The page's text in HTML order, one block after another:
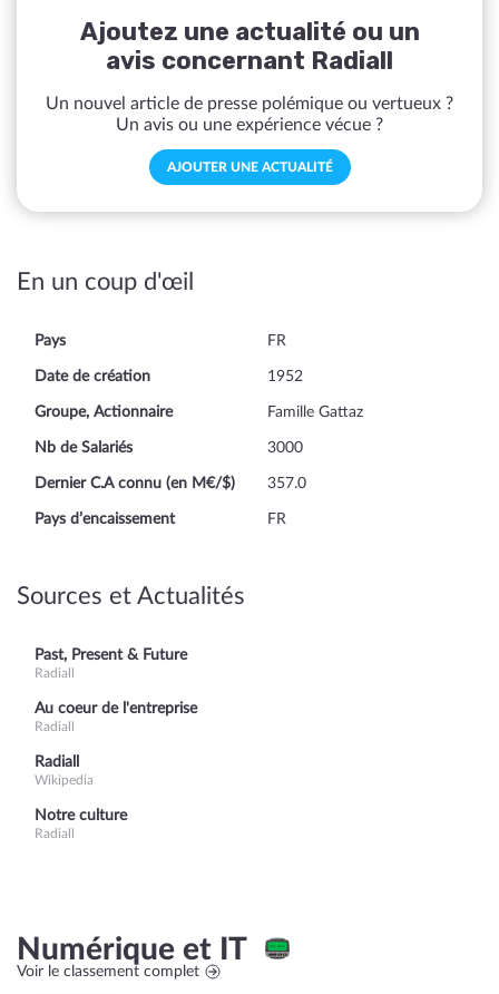
Ajoutez une actualité ou un
avis concernant Radiall
Un nouvel article de presse polémique ou vertueux ?
Un avis ou une expérience vécue ?
AJOUTER UNE ACTUALITÉ
En un coup d'œil
Pays FR
Date de création 1952
Groupe, Actionnaire Famille Gattaz
Nb de Salariés 3000
Dernier C.A connu (en M€/$) 357.0
Pays d’encaissement FR
Sources et Actualités
Past, Present & Future
Radiall
Au coeur de l'entreprise
Radiall
Radiall
Wikipedia
Notre culture
Radiall
Numérique et IT
Voir le classement complet